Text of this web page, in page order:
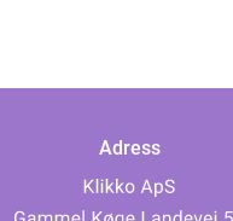
Adress